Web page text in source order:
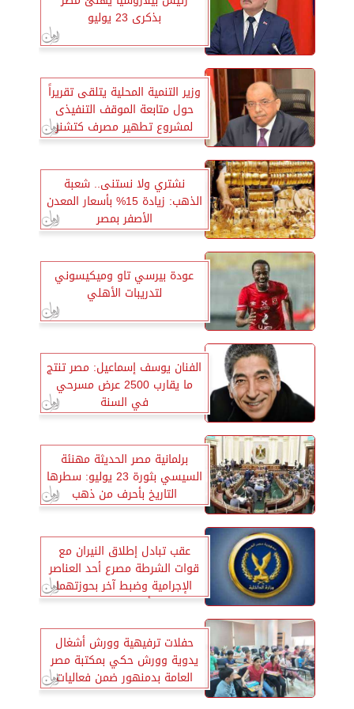
بذكرى 23 يوليو
وزير التنمية المحلية يتلقى تقريراً
حول متابعة الموقف التنفيذى
لمشروع تطهير مصرف كتشنر
نشتري ولا نستنى.. شعبة
الذهب: زيادة 15% بأسعار المعدن
الأصفر بمصر
عودة بيرسي تاو وميكيسوني
لتدريبات الأهلي
الفنان يوسف إسماعيل: مصر تنتج
ما يقارب 2500 عرض مسرحي
في السنة
برلمانية مصر الحديثة مهنئة
السيسي بثورة 23 يوليو: سطرها
التاريخ بأحرف من ذهب
عقب تبادل إطلاق النيران مع
قوات الشرطة مصرع أحد العناصر
الإجرامية وضبط آخر بحوزتهما
أسلحة نارية
حفلات ترفيهية وورش أشغال
يدوية وورش حكي بمكتبة مصر
العامة بدمنهور ضمن فعاليات
الإجازة الصيفية